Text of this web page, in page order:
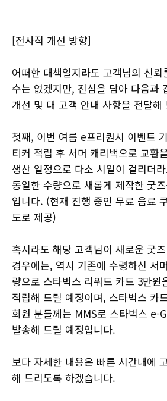
[전사적 개선 방향]
어떠한 대책일지라도 고객님의 신
수는 없겠지만, 진심을 담아 다음과
개선 및 대 고객 안내 사항을 전달해
첫째, 이번 여름 e프리퀀시 이벤트
티커 적립 후 서머 캐리백으로 교환
생산 일정으로 다소 시일이 걸리더
동일한 수량으로 새롭게 제작한 굿
입니다. (현재 진행 중인 무료 음료
도로 제공)
혹시라도 해당 고객님이 새로운 굿
경우에는, 역시 기존에 수령하신 서
량으로 스타벅스 리워드 카드 3만원
적립해 드릴 예정이며, 스타벅스 카
회원 분들께는 MMS로 스타벅스 e-
발송해 드릴 예정입니다.
보다 자세한 내용은 빠른 시간내에
해 드리도록 하겠습니다.